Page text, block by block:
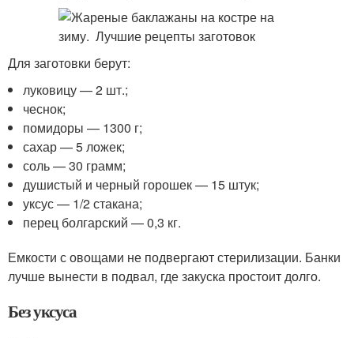
Для заготовки берут:
луковицу — 2 шт.;
чеснок;
помидоры — 1300 г;
сахар — 5 ложек;
соль — 30 грамм;
душистый и черный горошек — 15 штук;
уксус — 1/2 стакана;
перец болгарский — 0,3 кг.
Емкости с овощами не подвергают стерилизации. Банки
лучше вынести в подвал, где закуска простоит долго.
Без уксуса